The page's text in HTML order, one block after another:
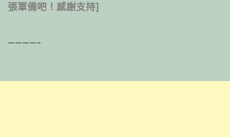
張軍備吧！感謝支持]
————–